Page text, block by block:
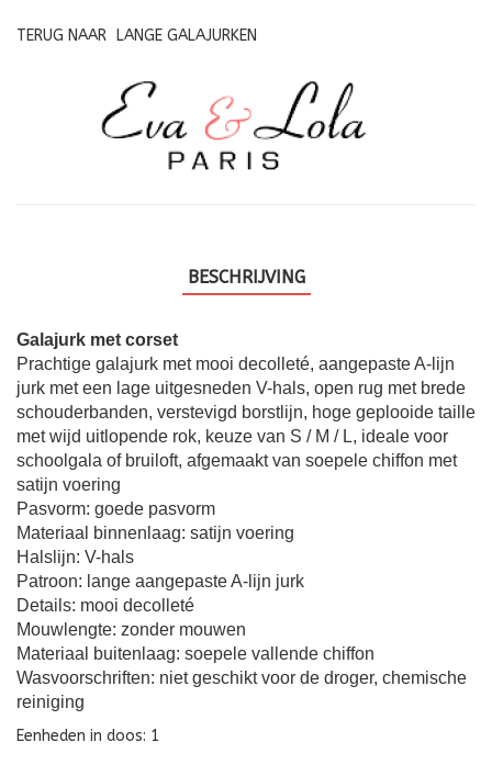
TERUG NAAR LANGE GALAJURKEN
BESCHRIJVING
Galajurk met corset
Prachtige galajurk met mooi decolleté, aangepaste A-lijn
jurk met een lage uitgesneden V-hals, open rug met brede
schouderbanden, verstevigd borstlijn, hoge geplooide taille
met wijd uitlopende rok, keuze van S / M / L, ideale voor
schoolgala of bruiloft, afgemaakt van soepele chiffon met
satijn voering
Pasvorm: goede pasvorm
Materiaal binnenlaag: satijn voering
Halslijn: V-hals
Patroon: lange aangepaste A-lijn jurk
Details: mooi decolleté
Mouwlengte: zonder mouwen
Materiaal buitenlaag: soepele vallende chiffon
Wasvoorschriften: niet geschikt voor de droger, chemische
reiniging
Eenheden in doos: 1